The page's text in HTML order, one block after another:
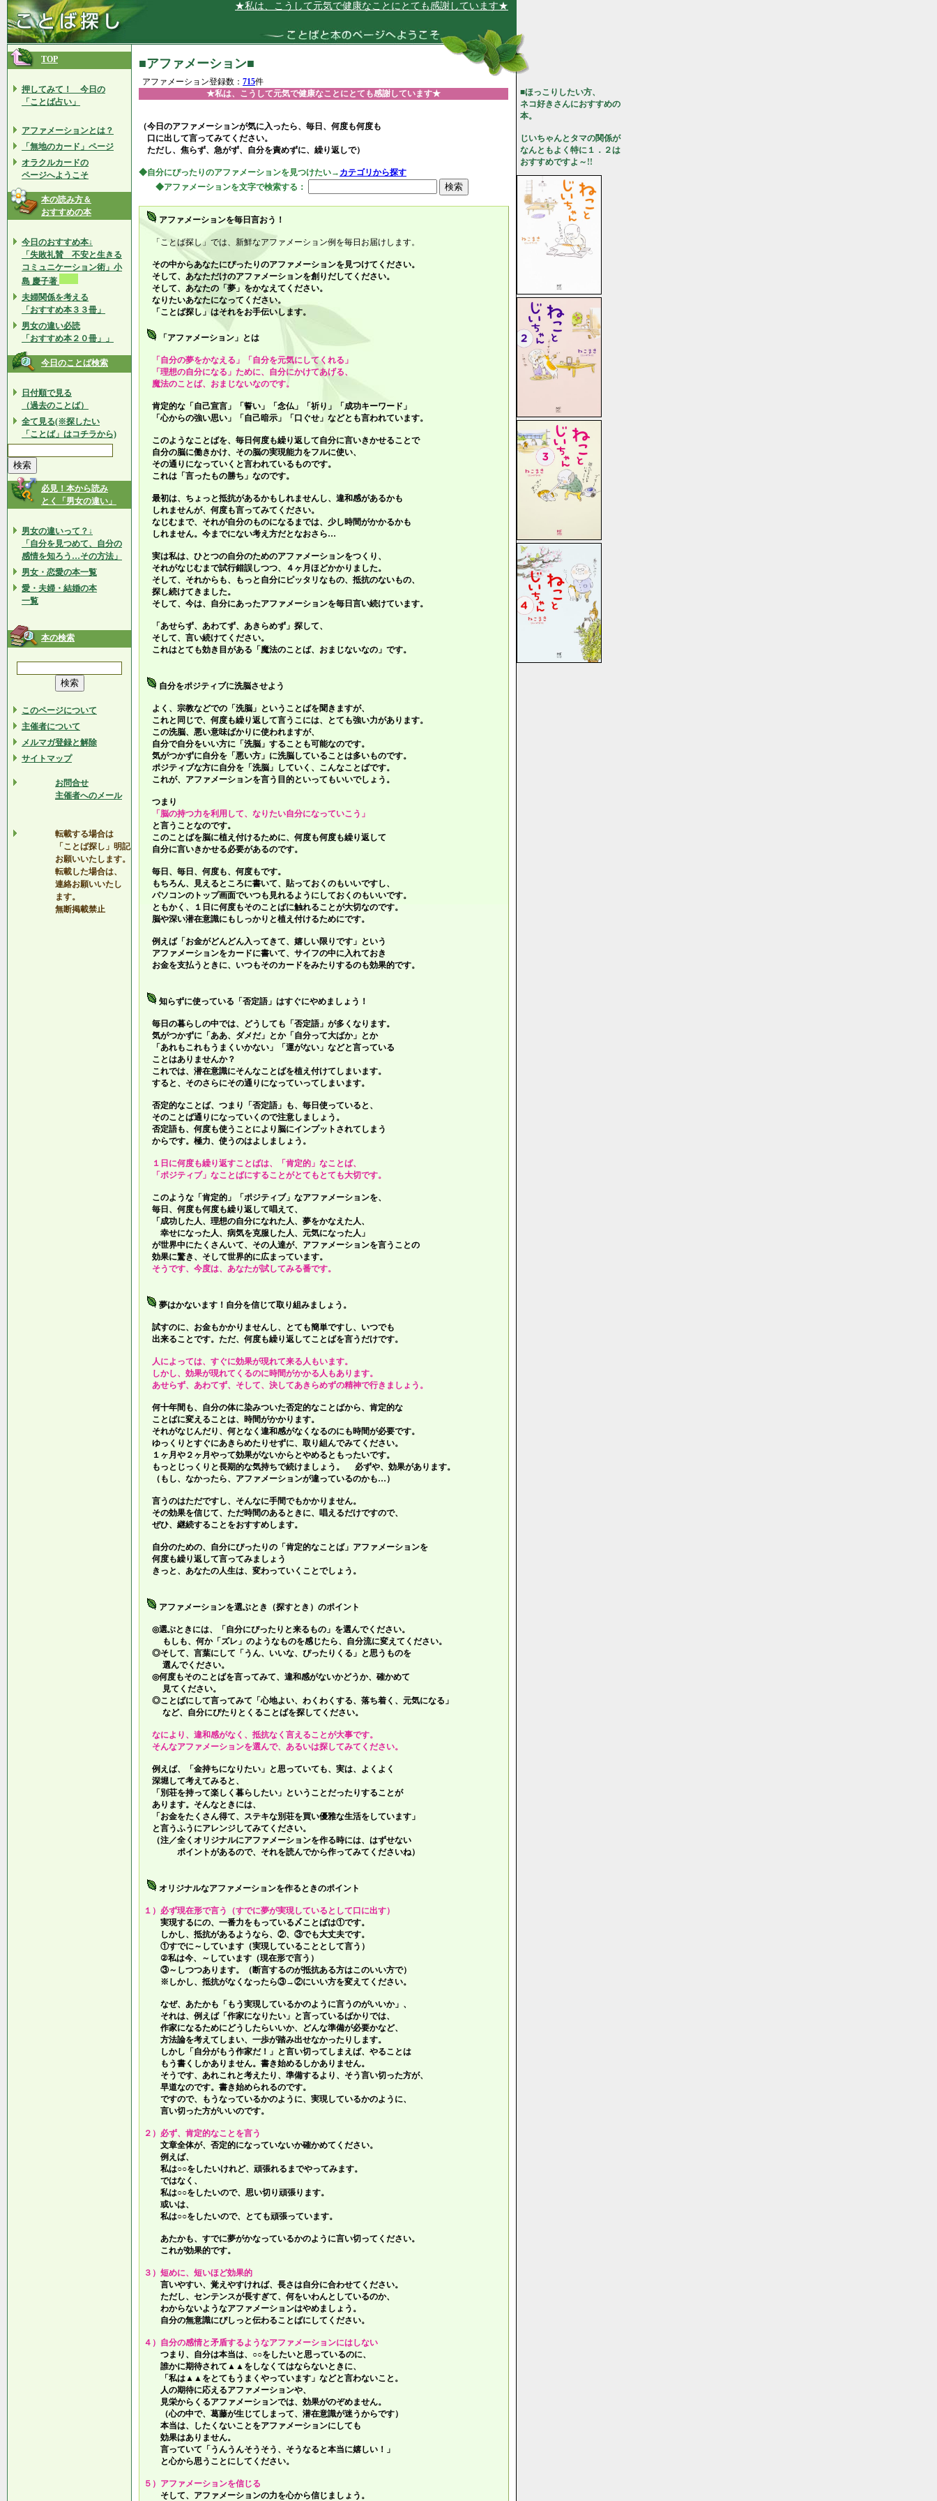
★私は、こうして元気で健康なことにとても感謝しています★
TOP
押してみて！ 今日の
「ことば占い」
アファメーションとは？
「無地のカード」ページ
オラクルカードの
ページへようこそ
本の読み方＆
おすすめの本
今日のおすすめ本↓
「失敗礼賛 不安と生きる
コミュニケーション術」小
島 慶子著
夫婦関係を考える
「おすすめ本３３冊」
男女の違い必読
「おすすめ本２０冊」」
今日のことば検索
日付順で見る
（過去のことば）
全て見る(※探したい
「ことば」はコチラから)
必見！本から読み
とく「男女の違い」
男女の違いって？↓
「自分を見つめて、自分の
感情を知ろう…その方法」
男女・恋愛の本一覧
愛・夫婦・結婚の本
一覧
本の検索
このページについて
主催者について
メルマガ登録と解除
サイトマップ
お問合せ
主催者へのメール
転載する場合は
「ことば探し」明記
お願いいたします。
転載した場合は、
連絡お願いいたし
ます。
無断掲載禁止
■アファメーション■
アファメーション登録数： 715件
★私は、こうして元気で健康なことにとても感謝しています★
（今日のアファメーションが気に入ったら、毎日、何度も何度も
口に出して言ってみてください。
ただし、焦らず、急がず、自分を責めずに、繰り返しで）
◆自分にぴったりのアファメーションを見つけたい→ カテゴリから探す
◆アファメーションを文字で検索する：
アファメーションを毎日言おう！
「ことば探し」では、新鮮なアファメーション例を毎日お届けします。
その中からあなたにぴったりのアファメーションを見つけてください。
そして、あなただけのアファメーションを創りだしてください。
そして、あなたの「夢」をかなえてください。
なりたいあなたになってください。
「ことば探し」はそれをお手伝いします。
「アファメーション」とは
「自分の夢をかなえる」「自分を元気にしてくれる」
「理想の自分になる」ために、自分にかけてあげる、
魔法のことば、おまじないなのです。
肯定的な「自己宣言」「誓い」「念仏」「祈り」「成功キーワード」
「心からの強い思い」「自己暗示」「口ぐせ」 などとも言われています。
このようなことばを、毎日何度も繰り返して自分に言いきかせることで
自分の脳に働きかけ、その脳の実現能力をフルに使い、
その通りになっていくと言われているものです。
これは「言ったもの勝ち」なのです。
最初は、ちょっと抵抗があるかもしれませんし、違和感があるかも
しれませんが、何度も言ってみてください。
なじむまで、それが自分のものになるまでは、少し時間がかかるかも
しれません。今までにない考え方だとなおさら…
実は私は、ひとつの自分のためのアファメーションをつくり、
それがなじむまで試行錯誤しつつ、４ヶ月ほどかかりました。
そして、それからも、もっと自分にピッタリなもの、抵抗のないもの、
探し続けてきました。
そして、今は、自分にあったアファメーションを毎日言い続けています。
「あせらず、あわてず、あきらめず」探して、
そして、言い続けてください。
これはとても効き目がある「魔法のことば、おまじないなの」です。
自分をポジティブに洗脳させよう
よく、宗教などでの「洗脳」ということばを聞きますが、
これと同じで、何度も繰り返して言うこには、とても強い力があります。
この洗脳、悪い意味ばかりに使われますが、
自分で自分をいい方に「洗脳」することも可能なのです。
気がつかずに自分を「悪い方」に洗脳していることは多いものです。
ポジティブな方に自分を「洗脳」していく、こんなことばです。
これが、アファメーションを言う目的といってもいいでしょう。
つまり
「脳の持つ力を利用して、なりたい自分になっていこう」
と言うことなのです。
このことばを脳に植え付けるために、何度も何度も繰り返して
自分に言いきかせる必要があるのです。
毎日、毎日、何度も、何度もです。
もちろん、見えるところに書いて、貼っておくのもいいですし、
パソコンのトップ画面でいつも見れるようにしておくのもいいです。
ともかく、１日に何度もそのことばに触れることが大切なのです。
脳や深い潜在意識にもしっかりと植え付けるためにです。
例えば「お金がどんどん入ってきて、嬉しい限りです」という
アファメーションをカードに書いて、サイフの中に入れておき
お金を支払うときに、いつもそのカードをみたりするのも効果的です。
知らずに使っている「否定語」はすぐにやめましょう！
毎日の暮らしの中では、どうしても「否定語」が多くなります。
気がつかずに「ああ、ダメだ」とか「自分って大ばか」とか
「あれもこれもうまくいかない」「運がない」などと言っている
ことはありませんか？
これでは、潜在意識にそんなことばを植え付けてしまいます。
すると、そのさらにその通りになっていってしまいます。
否定的なことば、つまり「否定語」も、毎日使っていると、
そのことば通りになっていくので注意しましょう。
否定語も、何度も使うことにより脳にインプットされてしまう
からです。極力、使うのはよしましょう。
１日に何度も繰り返すことばは、「肯定的」なことば、
「ポジティブ」なことばにすることがとてもとても大切です。
このような「肯定的」「ポジティブ」なアファメーションを、
毎日、何度も何度も繰り返して唱えて、
「成功した人、理想の自分になれた人、夢をかなえた人、
幸せになった人、病気を克服した人、元気になった人」
が世界中にたくさんいて、その人達が、アファメーションを言うことの
効果に驚き、そして世界的に広まっています。
そうです、今度は、あなたが試してみる番です。
夢はかないます！自分を信じて取り組みましょう。
試すのに、お金もかかりませんし、とても簡単ですし、いつでも
出来ることです。ただ、何度も繰り返してことばを言うだけです。
人によっては、すぐに効果が現れて来る人もいます。
しかし、効果が現れてくるのに時間がかかる人もあります。
あせらず、あわてず、そして、決してあきらめずの精神で行きましょう。
何十年間も、自分の体に染みついた否定的なことばから、肯定的な
ことばに変えることは、時間がかかります。
それがなじんだり、何となく違和感がなくなるのにも時間が必要です。
ゆっくりとすぐにあきらめたりせずに、取り組んでみてください。
１ヶ月や２ヶ月やって効果がないからとやめるともったいです。
もっとじっくりと長期的な気持ちで続けましょう。 必ずや、効果があります。
（もし、なかったら、アファメーションが違っているのかも…）
言うのはただですし、そんなに手間でもかかりません。
その効果を信じて、ただ時間のあるときに、唱えるだけですので、
ぜひ、継続することをおすすめします。
自分のための、自分にぴったりの「肯定的なことば」アファメーションを
何度も繰り返して言ってみましょう
きっと、あなたの人生は、変わっていくことでしょう。
アファメーションを選ぶとき（探すとき）のポイント
◎選ぶときには、「自分にぴったりと来るもの」を選んでください。
もしも、何か「ズレ」のようなものを感じたら、自分流に変えてください。
◎そして、言葉にして「うん、いいな、ぴったりくる」と思うものを
選んでください。
◎何度もそのことばを言ってみて、違和感がないかどうか、確かめて
見てください。
◎ことばにして言ってみて「心地よい、わくわくする、落ち着く、元気になる」
など、自分にぴたりとくることばを探してください。
なにより、違和感がなく、抵抗なく言えることが大事です。
そんなアファメーションを選んで、あるいは探してみてください。
例えば、「金持ちになりたい」と思っていても、実は、よくよく
深堀して考えてみると、
「別荘を持って楽しく暮らしたい」ということだったりすることが
あります。そんなときには、
「お金をたくさん得て、ステキな別荘を買い優雅な生活をしています」
と言うふうにアレンジしてみてください。
（注／全くオリジナルにアファメーションを作る時には、はずせない
ポイントがあるので、それを読んでから作ってみてくださいね）
オリジナルなアファメーションを作るときのポイント
１）必ず現在形で言う（すでに夢が実現しているとして口に出す）
実現するにの、一番力をもっている〆ことばは①です。
しかし、抵抗があるようなら、②、③でも大丈夫です。
①すでに～しています（実現していることとして言う）
②私は今、～しています（現在形で言う）
③～しつつあります。（断言するのが抵抗ある方はこのいい方で）
※しかし、抵抗がなくなったら③→②にいい方を変えてください。
なぜ、あたかも「もう実現しているかのように言うのがいいか」、
それは、例えば「作家になりたい」と言っているばかりでは、
作家になるためにどうしたらいいか、どんな準備が必要かなど、
方法論を考えてしまい、一歩が踏み出せなかったりします。
しかし「自分がもう作家だ！」と言い切ってしまえば、やることは
もう書くしかありません。書き始めるしかありません。
そうです、あれこれと考えたり、準備するより、そう言い切った方が、
早道なのです。書き始められるのです。
ですので、もうなっているかのように、実現しているかのように、
言い切った方がいいのです。
２）必ず、肯定的なことを言う
文章全体が、否定的になっていないか確かめてください。
例えば、
私は○○をしたいけれど、頑張れるまでやってみます。
ではなく、
私は○○をしたいので、思い切り頑張ります。
或いは、
私は○○をしたいので、とても頑張っています。
あたかも、すでに夢がかなっているかのように言い切ってください。
これが効果的です。
３）短めに、短いほど効果的
言いやすい、覚えやすければ、長さは自分に合わせてください。
ただし、センテンスが長すぎて、何をいわんとしているのか、
わからないようなアファメーションはやめましょう。
自分の無意識にぴしっと伝わることばにしてください。
４）自分の感情と矛盾するようなアファメーションにはしない
つまり、自分は本当は、○○をしたいと思っているのに、
誰かに期待されて▲▲をしなくてはならないときに、
「私は▲▲をとてもうまくやっています」などと言わないこと。
人の期待に応えるアファメーションや、
見栄からくるアファメーションでは、効果がのぞめません。
（心の中で、葛藤が生じてしまって、潜在意識が迷うからです）
本当は、したくないことをアファメーションにしても
効果はありません。
言っていて 「うんうんそうそう、そうなると本当に嬉しい！」
と心から思うことにしてください。
５）アファメーションを信じる
そして、アファメーションの力を心から信じましょう。
■ほっこりしたい方、
ネコ好きさんにおすすめの
本。
じいちゃんとタマの関係が
なんともよく特に１．２は
おすすめですよ～!!